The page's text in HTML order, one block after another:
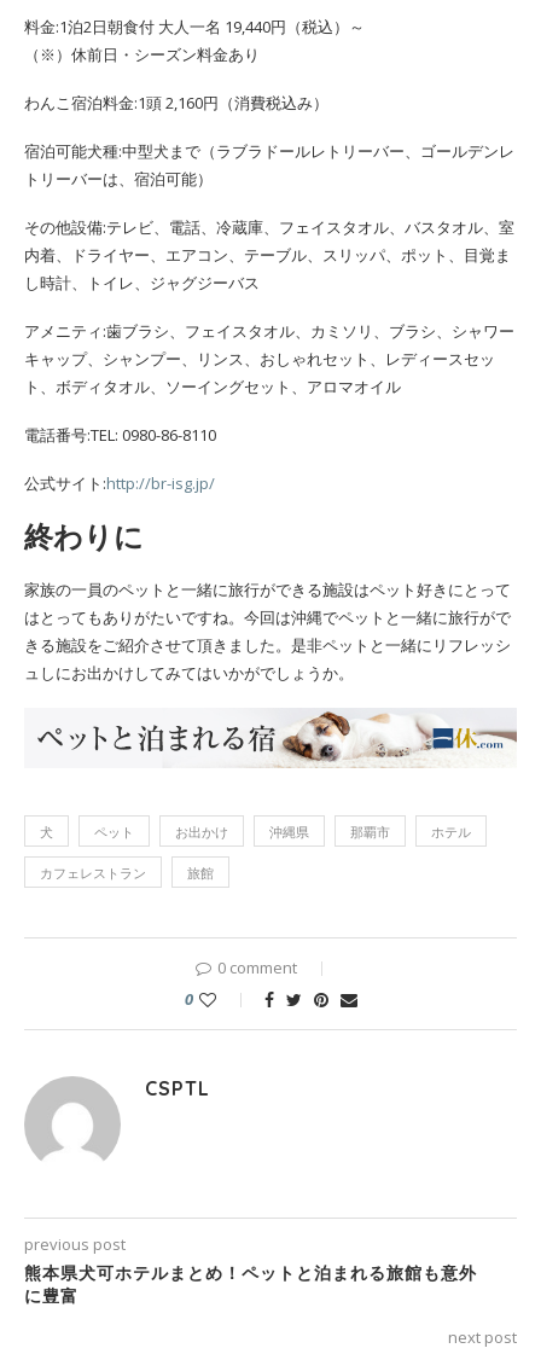
料金:1泊2日朝食付 大人一名 19,440円（税込）～
（※）休前日・シーズン料金あり
わんこ宿泊料金:1頭 2,160円（消費税込み）
宿泊可能犬種:中型犬まで（ラブラドールレトリーバー、ゴールデンレ
トリーバーは、宿泊可能）
その他設備:テレビ、電話、冷蔵庫、フェイスタオル、バスタオル、室
内着、ドライヤー、エアコン、テーブル、スリッパ、ポット、目覚ま
し時計、トイレ、ジャグジーバス
アメニティ:歯ブラシ、フェイスタオル、カミソリ、ブラシ、シャワー
キャップ、シャンプー、リンス、おしゃれセット、レディースセッ
ト、ボディタオル、ソーイングセット、アロマオイル
電話番号:TEL: 0980-86-8110
公式サイト:http://br-isg.jp/
終わりに
家族の一員のペットと一緒に旅行ができる施設はペット好きにとって
はとってもありがたいですね。今回は沖縄でペットと一緒に旅行がで
きる施設をご紹介させて頂きました。是非ペットと一緒にリフレッシ
ュしにお出かけしてみてはいかがでしょうか。
犬 ペット お出かけ 沖縄県 那覇市 ホテル
カフェレストラン 旅館
0 comment
0
CSPTL
previous post
熊本県犬可ホテルまとめ！ペットと泊まれる旅館も意外
に豊富
next post